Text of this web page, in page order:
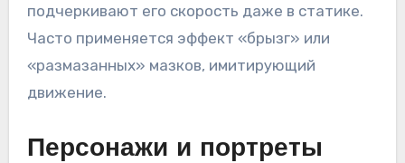
подчеркивают его скорость даже в статике.
Часто применяется эффект «брызг» или
«размазанных» мазков, имитирующий
движение.
Персонажи и портреты